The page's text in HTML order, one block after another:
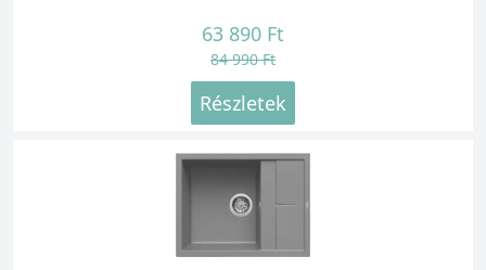
63 890 Ft
84 990 Ft
Részletek